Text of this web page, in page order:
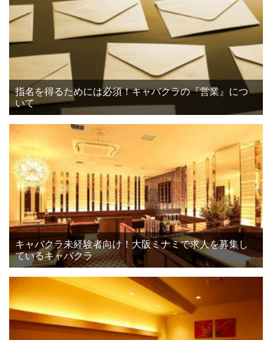
指名を得るためには必須！キャバクラの『営業』につ
いて
キャバクラ未経験者向け！大阪ミナミで求人を募集し
ているキャバクラ